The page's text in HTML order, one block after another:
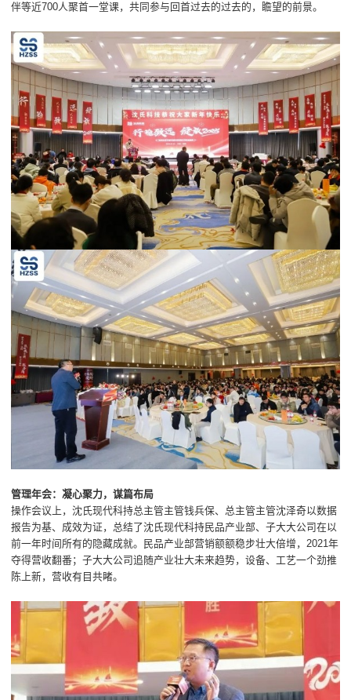
伴等近700人聚首一堂课，共同参与回首过去的过去的，瞻望的前景。
管理年会：凝心聚力，谋篇布局
操作会议上，沈氏现代科持总主管主管钱兵保、总主管主管沈泽奇以数据
报告为基、成效为证，总结了沈氏现代科持民品产业部、子大大公司在以
前一年时间所有的隐藏成就。民品产业部营销额额稳步壮大倍增，2021年
夺得营收翻番；子大大公司追随产业壮大未来趋势，设备、工艺一个劲推
陈上新，营收有目共睹。